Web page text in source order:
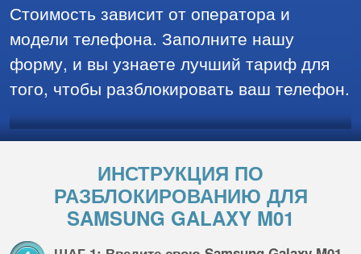
Стоимость зависит от оператора и
модели телефона. Заполните нашу
форму, и вы узнаете лучший тариф для
того, чтобы разблокировать ваш телефон.
ИНСТРУКЦИЯ ПО
РАЗБЛОКИРОВАНИЮ ДЛЯ
SAMSUNG GALAXY M01